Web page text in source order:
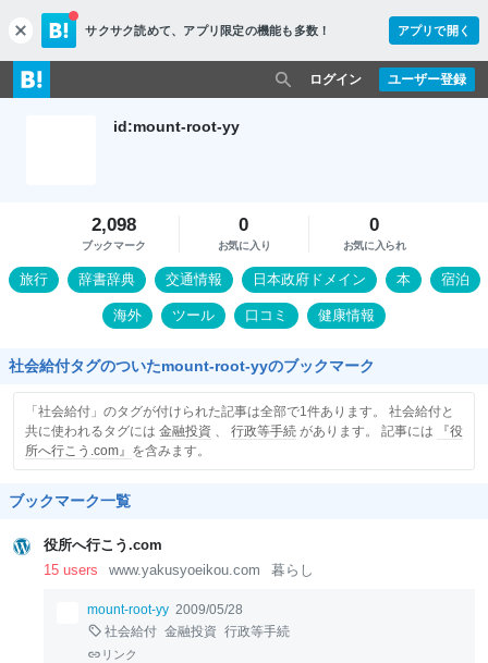
c
l
o
s
サクサク読めて、 アプリ限定の機能も多数！ アプリで開く
ユーザー登録
ログイン
id:mount-root-yy
2,098
ブックマーク
0
お気に入り
0
お気に入られ
旅行 辞書辞典 交通情報 日本政府ドメイン 本 宿泊
海外 ツール 口コミ 健康情報
社会給付タグのついたmount-root-yyのブックマーク
「社会給付」のタグが付けられた記事は全部で1件あります。 社会給付と
共に使われるタグには 金融投資 、 行政等手続 があります。 記事には
『役
所へ行こう.com』 を含みます。
ブックマーク一覧
役所へ行こう.com
15 users
www.yakusyoeikou.com 暮らし
mount-root-yy 2009/05/28
社会給付 金融投資 行政等手続
リンク